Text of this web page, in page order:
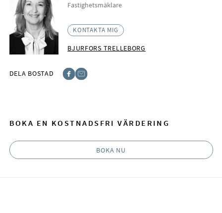
Fastighetsmäklare
KONTAKTA MIG
BJURFORS TRELLEBORG
DELA BOSTAD
BOKA EN KOSTNADSFRI VÄRDERING
BOKA NU